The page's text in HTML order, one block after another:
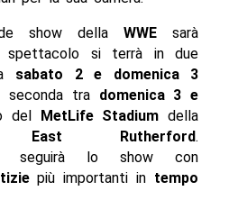
show dellaWWE sarà
si terrà in due
sabato 2 e domenica 3
seconda tra domenica 3 e
del MetLife Stadium della
East Rutherford.
seguirà lo show con
più importanti in tempo